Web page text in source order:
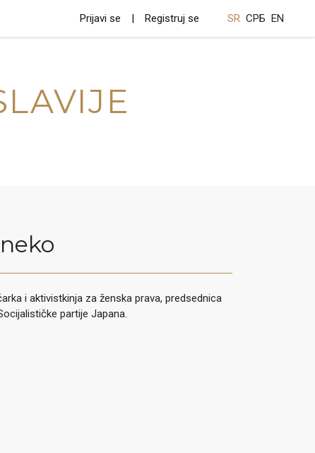
Prijavi se Registruj se SR СРБ EN
i aktivistkinja za ženska prava, predsednica
partije Japana.